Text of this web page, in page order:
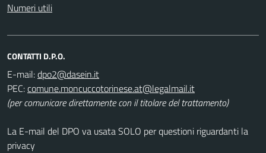
Numeri utili
CONTATTI D.P.O.
E-mail:dpo2@dasein.it
PEC:comune.moncuccotorinese.at@legalmail.it
(per comunicare direttamente con il titolare del trattamento)
La E-mail del DPO va usata SOLO per questioni riguardanti la
privacy